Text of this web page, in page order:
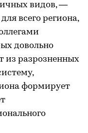
видов, —
всего региона,
довольно
из разрозненных
формирует